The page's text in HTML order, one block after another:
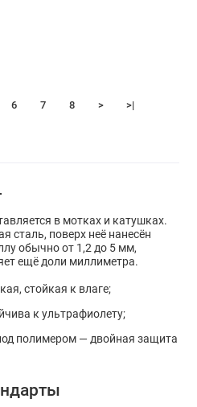
6 7 8 > >|
в мотках и катушках.
сталь, поверх неё нанесён
обычно от 1,2 до 5 мм,
ещё доли миллиметра.
стойкая к влаге;
к ультрафиолету;
полимером — двойная защита